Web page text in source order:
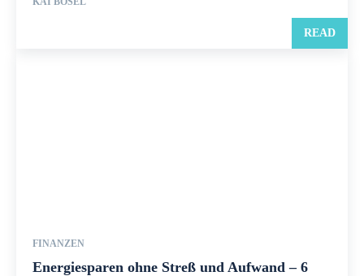
READ
FINANZEN
Energiesparen ohne Streß und Aufwand – 6